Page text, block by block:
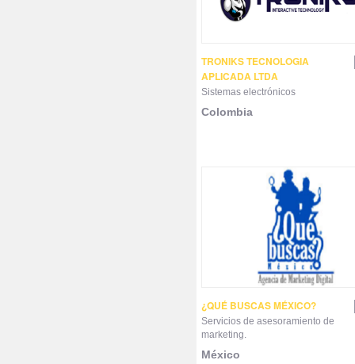
TRONIKS TECNOLOGIA
APLICADA LTDA
Sistemas electrónicos
Colombia
¿QUÉ BUSCAS MÉXICO?
Servicios de asesoramiento de
marketing.
México